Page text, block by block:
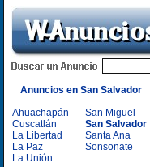
Anuncios en San Salvador
Ahuachapán
Cuscatlán
La Libertad
La Paz
La Unión
San Miguel
San Salvador
Santa Ana
Sonsonate